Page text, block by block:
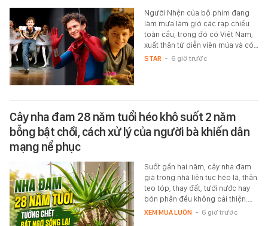
Người Nhện của bộ phim đang
làm mưa làm gió các rạp chiếu
toàn cầu, trong đó có Việt Nam,
xuất thân từ diễn viên múa và có…
STAR - 6 giờ trước
Cây nha đam 28 năm tuổi héo khô suốt 2 năm
bỗng bật chồi, cách xử lý của người bà khiến dân
mạng nể phục
Suốt gần hai năm, cây nha đam
già trong nhà liên tục héo lá, thân
teo tóp, thay đất, tưới nước hay
bón phân đều không cải thiện.…
XEM MUA LUÔN - 6 giờ trước